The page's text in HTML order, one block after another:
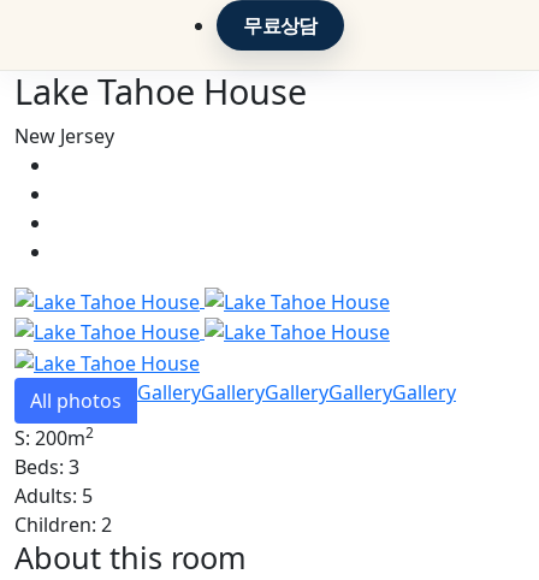
무료상담
Lake Tahoe House
New Jersey
All photos GalleryGalleryGalleryGalleryGallery
S: 200m2
Beds: 3
Adults: 5
Children: 2
About this room